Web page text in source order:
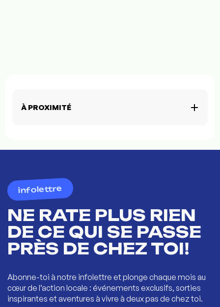
À PROXIMITÉ
infolettre
NE RATE PLUS RIEN
DE CE QUI SE PASSE
PRÈS DE CHEZ TOI!
Abonne-toi à notre infolettre et plonge chaque mois au
cœur de l’action locale : événements exclusifs, sorties
inspirantes et aventures à vivre à deux pas de chez toi.